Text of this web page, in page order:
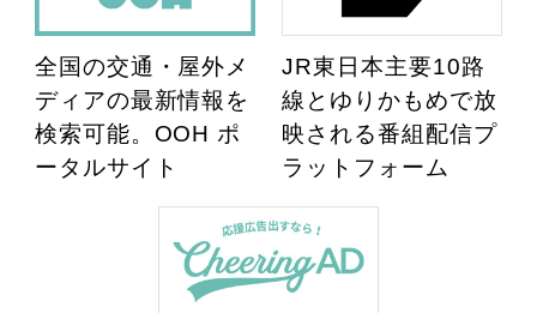
全国の交通・屋外メ
ディアの最新情報を
検索可能。OOH ポ
ータルサイト
JR東日本主要10路
線とゆりかもめで放
映される番組配信プ
ラットフォーム